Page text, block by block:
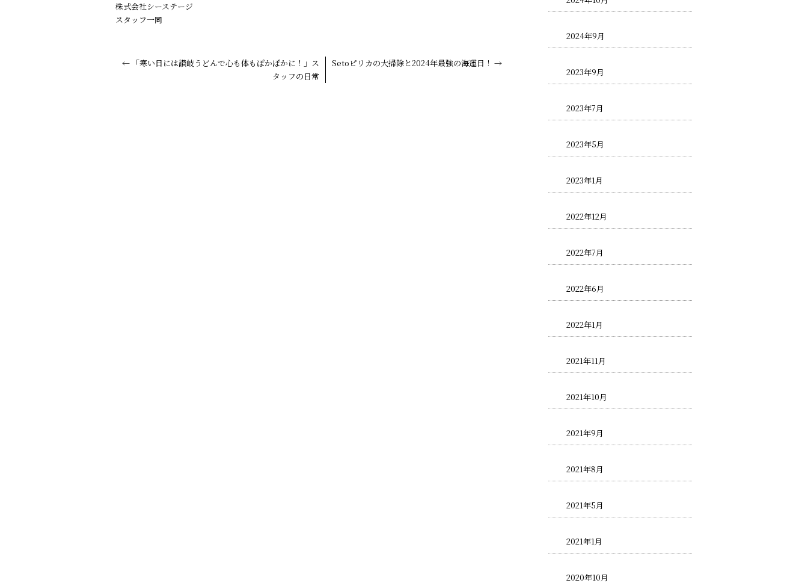
株式会社シーステージ
スタッフ一同
← 「寒い日には讃岐うどんで心も体もぽかぽかに！」ス
タッフの日常
Setoピリカの大掃除と2024年最強の海運日！ →
2024年9月
2023年9月
2023年7月
2023年5月
2023年1月
2022年12月
2022年7月
2022年6月
2022年1月
2021年11月
2021年10月
2021年9月
2021年8月
2021年5月
2021年1月
2020年10月